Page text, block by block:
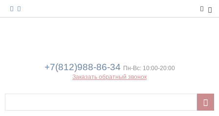
+7(812)988-86-34 Пн-Вс: 10:00-20:00
Заказать обратный звонок